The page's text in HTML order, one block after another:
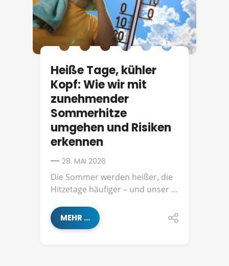
Heiße Tage, kühler
Kopf: Wie wir mit
zunehmender
Sommerhitze
umgehen und Risiken
erkennen
28. MAI 2026
Die Sommer werden heißer, die
Hitzetage häufiger – und unser ...
MEHR ...